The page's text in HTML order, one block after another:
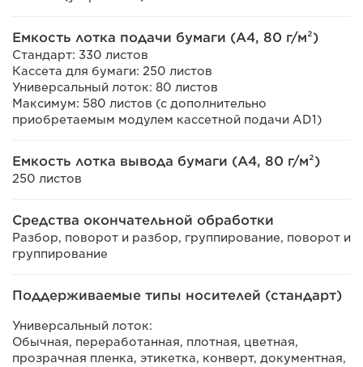
Емкость лотка подачи бумаги (A4, 80 г/м²)
Стандарт: 330 листов
Кассета для бумаги: 250 листов
Универсальный лоток: 80 листов
Максимум: 580 листов (с дополнительно
приобретаемым модулем кассетной подачи AD1)
Емкость лотка вывода бумаги (A4, 80 г/м²)
250 листов
Средства окончательной обработки
Разбор, поворот и разбор, группирование, поворот и
группирование
Поддерживаемые типы носителей (стандарт)
Универсальный лоток:
Обычная, переработанная, плотная, цветная,
прозрачная пленка, этикетка, конверт, документная,